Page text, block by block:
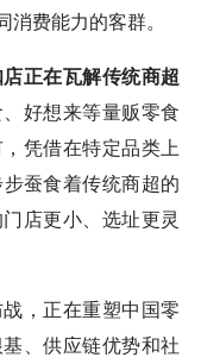
费能力的客群。
正在瓦解传统商超
好想来等量贩零食
凭借在特定品类上
蚕食着传统商超的
店更小、选址更灵
，正在重塑中国零
、供应链优势和社